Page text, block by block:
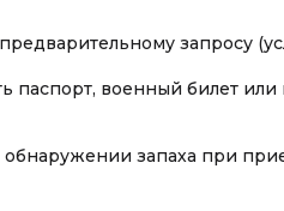
запросу
военный билет или
запаха при